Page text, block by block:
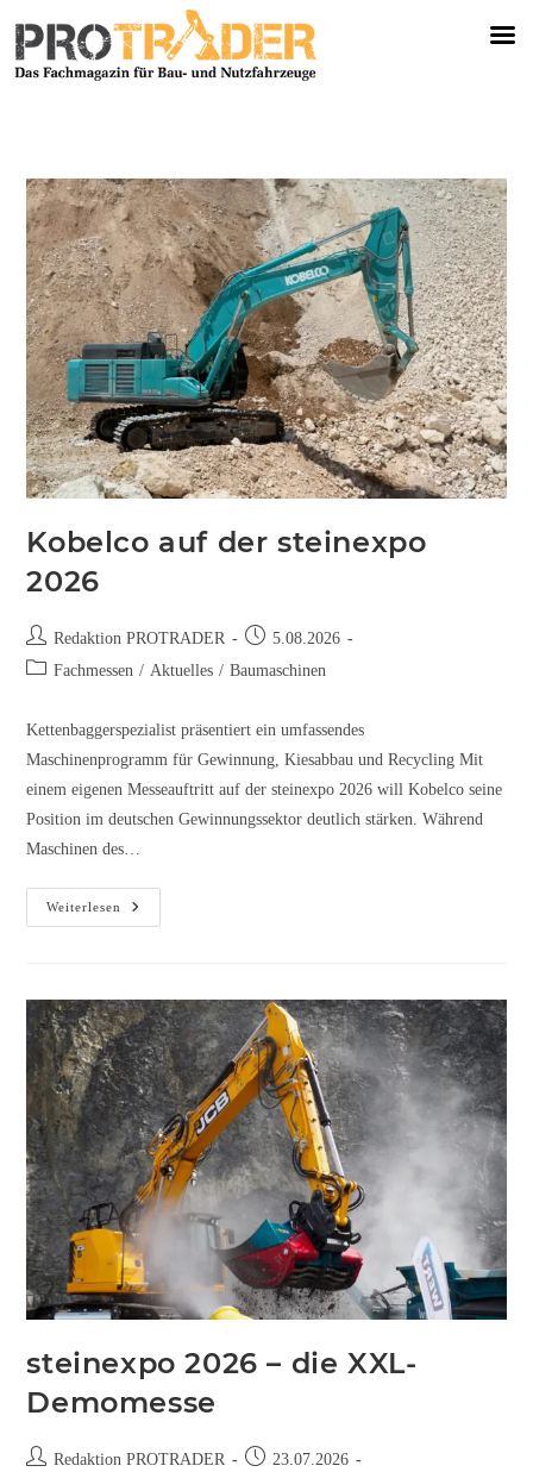
Kobelco auf der steinexpo
2026
Redaktion PROTRADER
5.08.2026
Fachmessen / Aktuelles / Baumaschinen
Kettenbaggerspezialist präsentiert ein umfassendes
Maschinenprogramm für Gewinnung, Kiesabbau und Recycling Mit
einem eigenen Messeauftritt auf der steinexpo 2026 will Kobelco seine
Position im deutschen Gewinnungssektor deutlich stärken. Während
Maschinen des…
Weiterlesen
steinexpo 2026 – die XXL-
Demomesse
Redaktion PROTRADER
23.07.2026